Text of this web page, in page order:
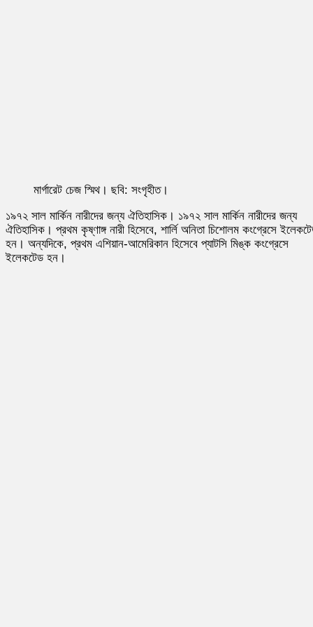
মার্গারেট চেজ স্মিথ। ছবি: সংগৃহীত।
১৯৭২ সাল মার্কিন নারীদের জন্য ঐতিহাসিক। ১৯৭২ সাল মার্কিন নারীদের জন্য
ঐতিহাসিক। প্রথম কৃষ্ণাঙ্গ নারী হিসেবে, শার্লি অনিতা চিশোলম কংগ্রেসে
হন। অন্যদিকে, প্রথম এশিয়ান-আমেরিকান হিসেবে প্যাটসি মিঙ্ক কংগ্রেসে
ইলেকটেড হন।